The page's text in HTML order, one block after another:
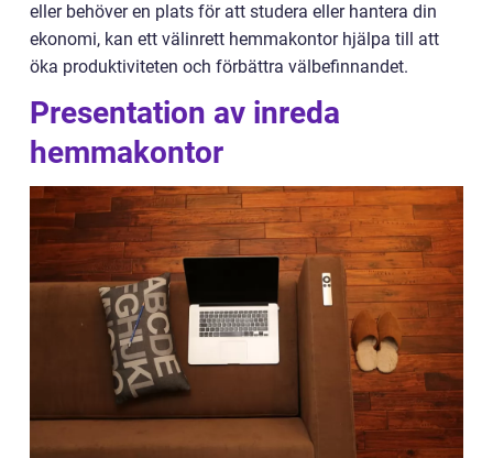
eller behöver en plats för att studera eller hantera din
ekonomi, kan ett välinrett hemmakontor hjälpa till att
öka produktiviteten och förbättra välbefinnandet.
Presentation av inreda
hemmakontor